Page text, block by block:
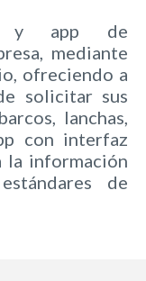
y app de
mediante
ofreciendo a
solicitar sus
lanchas,
con interfaz
la información
de